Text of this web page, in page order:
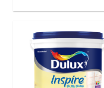
Sơn ngoại thất Dulux
Sơn chống thấm Dulux
Bột trét Dulux
Quý khách có thể xem chi
lượng cũng như cách chọn